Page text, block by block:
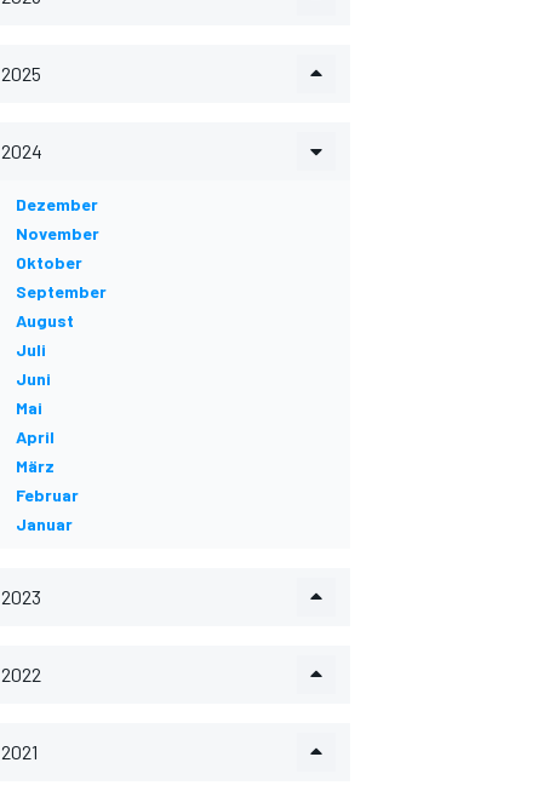
2025
2024
Dezember
November
Oktober
September
August
Juli
Juni
Mai
April
März
Februar
Januar
2023
2022
2021